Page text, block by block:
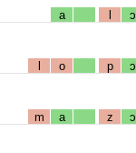
a l ɔ
l o p ɔ
m a z ɔ